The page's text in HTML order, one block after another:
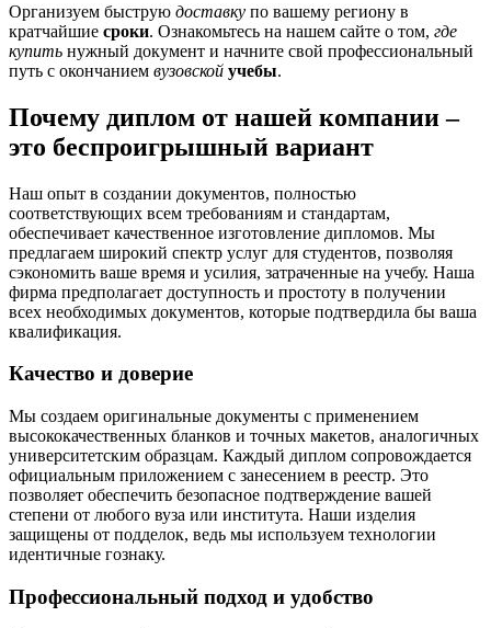
Организуем быструю доставку по вашему региону в
кратчайшие сроки. Ознакомьтесь на нашем сайте о том, где
купить нужный документ и начните свой профессиональный
путь с окончанием вузовской учебы.
Почему диплом от нашей компании –
это беспроигрышный вариант
Наш опыт в создании документов, полностью
соответствующих всем требованиям и стандартам,
обеспечивает качественное изготовление дипломов. Мы
предлагаем широкий спектр услуг для студентов, позволяя
сэкономить ваше время и усилия, затраченные на учебу. Наша
фирма предполагает доступность и простоту в получении
всех необходимых документов, которые подтвердила бы ваша
квалификация.
Качество и доверие
Мы создаем оригинальные документы с применением
высококачественных бланков и точных макетов, аналогичных
университетским образцам. Каждый диплом сопровождается
официальным приложением с занесением в реестр. Это
позволяет обеспечить безопасное подтверждение вашей
степени от любого вуза или института. Наши изделия
защищены от подделок, ведь мы используем технологии
идентичные гознаку.
Профессиональный подход и удобство